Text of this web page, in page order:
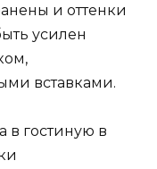
и оттенки
усилен
вставками.
в гостиную в